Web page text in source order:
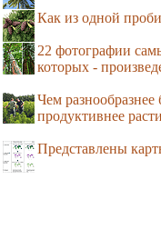
Как из одной
22 фотографии
которых -
Чем
продуктивнее
Представлены